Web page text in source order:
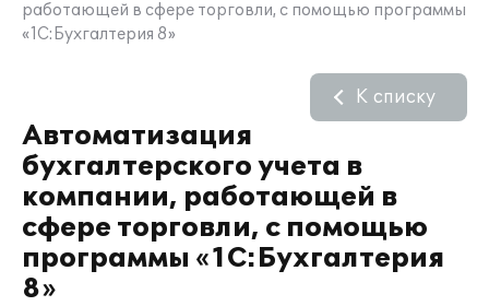
работающей в сфере торговли, с помощью программы
«1С:Бухгалтерия 8»
Автоматизация
бухгалтерского учета в
компании, работающей в
сфере торговли, с помощью
программы «1С:Бухгалтерия
8»
К списку